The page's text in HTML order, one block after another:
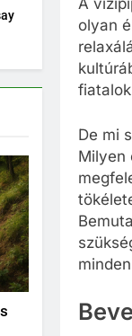
A
olyan
De mi
Milyen